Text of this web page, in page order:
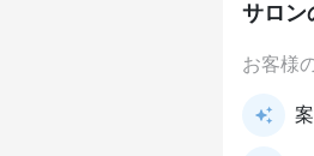
サロン
お客様